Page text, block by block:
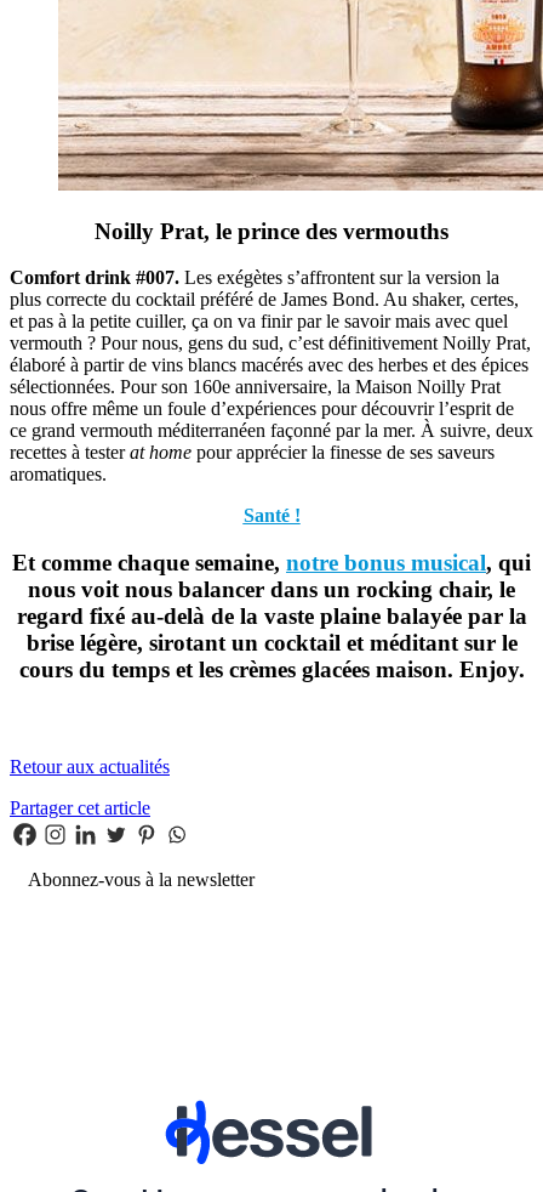
Noilly Prat, le prince des vermouths
Comfort drink #007. Les exégètes s’affrontent sur la version la
plus correcte du cocktail préféré de James Bond. Au shaker, certes,
et pas à la petite cuiller, ça on va finir par le savoir mais avec quel
vermouth ? Pour nous, gens du sud, c’est définitivement Noilly Prat,
élaboré à partir de vins blancs macérés avec des herbes et des épices
sélectionnées. Pour son 160e anniversaire, la Maison Noilly Prat
nous offre même un foule d’expériences pour découvrir l’esprit de
ce grand vermouth méditerranéen façonné par la mer. À suivre, deux
recettes à testerat home pour apprécier la finesse de ses saveurs
aromatiques.
Santé !
Et comme chaque semaine, notre bonus musical, qui
nous voit nous balancer dans un rocking chair, le
regard fixé au-delà de la vaste plaine balayée par la
brise légère, sirotant un cocktail et méditant sur le
cours du temps et les crèmes glacées maison. Enjoy.
Retour aux actualités
Partager cet article
Abonnez-vous à la newsletter